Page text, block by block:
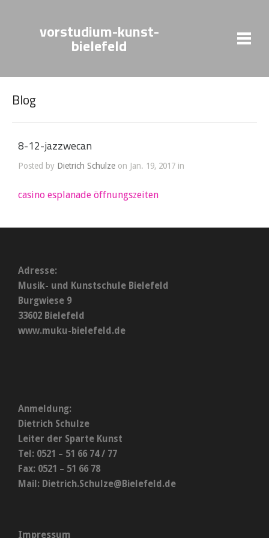
vorstudium-kunst-
bielefeld
Blog
8-12-jazzwecan
Posted by Dietrich Schulze on Jan. 19, 2017 in
casino esplanade öffnungszeiten
Adresse:
Musik- und Kunstschule Bielefeld
Burgwiese 9
33602 Bielefeld
www.muku-bielefeld.de
Anmeldung:
Dietrich Schulze
Leiter der Sparte Kunst
Tel: 0521 – 51 66 74 / 77
Fax: 0521 – 51 66 78
Mail: Dietrich.Schulze@Bielefeld.de
Impressum